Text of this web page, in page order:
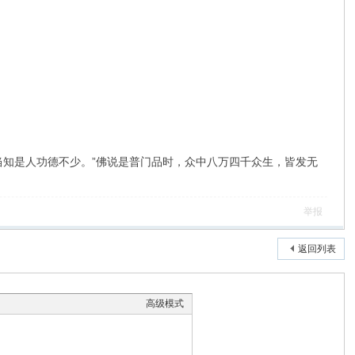
人功德不少。”佛说是普门品时，众中八万四千众生，皆发无
举报
返回列表
高级模式